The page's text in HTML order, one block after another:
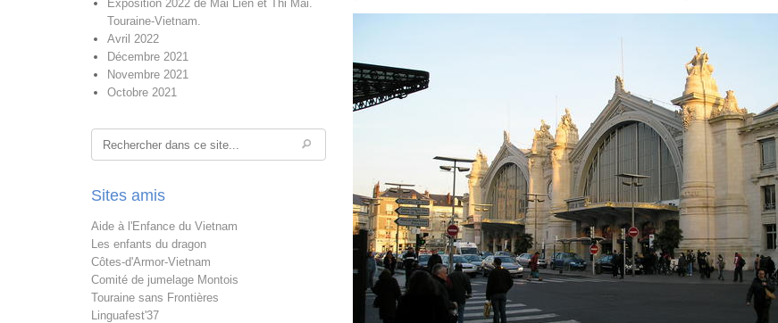
Exposition 2022 de Mai Lien et Thi Mai.
Touraine-Vietnam.
Avril 2022
Décembre 2021
Novembre 2021
Octobre 2021
Rechercher
Sites amis
Aide à l'Enfance du Vietnam
Les enfants du dragon
Côtes-d'Armor-Vietnam
Comité de jumelage Montois
Touraine sans Frontières
Linguafest'37